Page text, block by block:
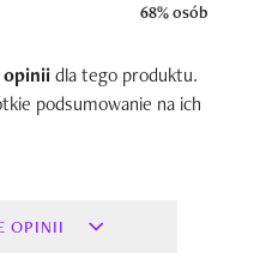
68% osób
opiniidla tego produktu.
podsumowanie na ich
OPINII